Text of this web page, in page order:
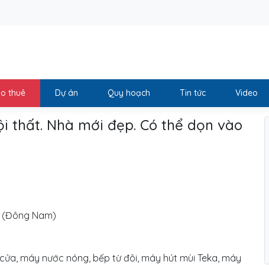
thuê Dự án Quy hoạch Tin tức Video
thất. Nhà mới đẹp. Có thể dọn vào
(Đông Nam)
máy nước nóng, bếp từ đôi, máy hút mùi Teka, máy